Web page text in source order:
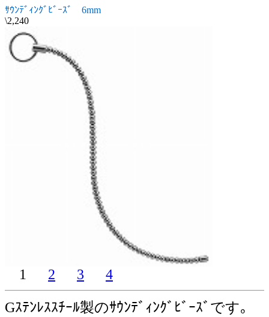
ｻｳﾝﾃﾞｨﾝｸﾞﾋﾞｰｽﾞ 6mm
\2,240
1 2 3 4
Gｽﾃﾝﾚｽｽﾁｰﾙ製のｻｳﾝﾃﾞｨﾝｸﾞﾋﾞｰｽﾞです｡